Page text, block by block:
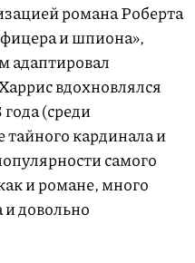
романа Роберта
и шпиона»,
адаптировал
вдохновлялся
(среди
кардинала и
самого
и романе, много
довольно